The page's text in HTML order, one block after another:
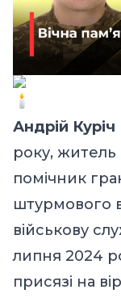
Андрій Куріч
року, житель
помічник
штурмового
військову
липня 2024
присязі на